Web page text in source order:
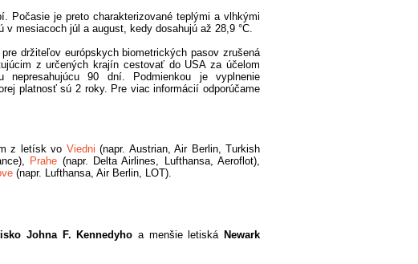
Počasie je preto charakterizované teplými a vlhkými
mesiacoch júl a august, kedy dosahujú až 28,9 °C.
držiteľov európskych biometrických pasov zrušená
z určených krajín cestovať do USA za účelom
90 dní. Podmienkou je vyplnenie
platnosť sú 2 roky. Pre viac informácií odporúčame
z letísk vo Viedni (napr. Austrian, Air Berlin, Turkish
Prahe (napr. Delta Airlines, Lufthansa, Aeroflot),
(napr. Lufthansa, Air Berlin, LOT).
Johna F. Kennedyho a menšie letiská Newark